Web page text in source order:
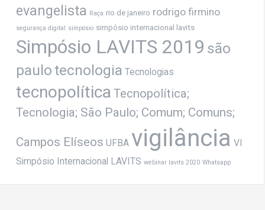
evangelista Raça rio de janeiro rodrigo firmino
segurança digital simpósio simpósio internacional lavits
Simpósio LAVITS 2019 são
paulotecnologia Tecnologias
tecnopolítica Tecnopolítica;
Tecnologia; São Paulo; Comum; Comuns;
Campos Elíseos UFBA vigilância VI
Simpósio Internacional LAVITS webinar lavits 2020 Whatsapp